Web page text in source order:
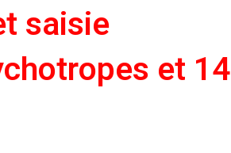
saisie
et 14